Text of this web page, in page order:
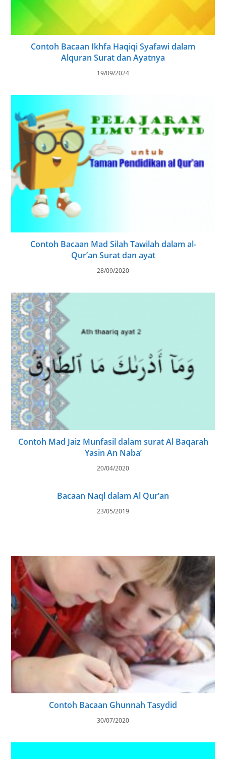
Contoh Bacaan Ikhfa Haqiqi Syafawi dalam
Alquran Surat dan Ayatnya
19/09/2024
Contoh Bacaan Mad Silah Tawilah dalam al-
Qur’an Surat dan ayat
28/09/2020
Contoh Mad Jaiz Munfasil dalam surat Al Baqarah
Yasin An Naba’
20/04/2020
Bacaan Naql dalam Al Qur’an
23/05/2019
Contoh Bacaan Ghunnah Tasydid
30/07/2020